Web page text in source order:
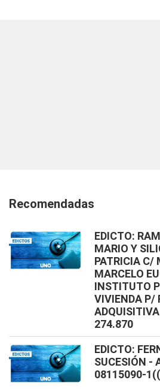
Recomendadas
EDICTO:
MARIO Y
PATRICIA C/
MARCELO
INSTITUTO
VIVIENDA P/
274.870
EDICTO:
SUCESIÓN -
08115090-